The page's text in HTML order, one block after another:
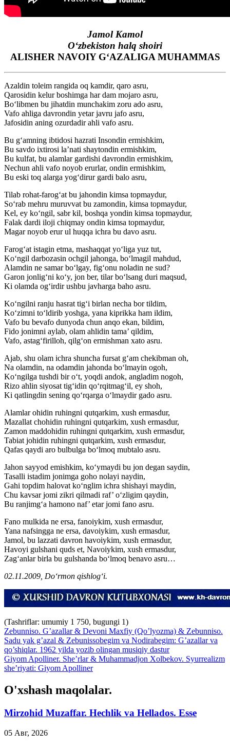
Jamol Kamol
O‘zbekiston halq shoiri
ALISHER NAVOIY G‘AZALIGA MUHAMMAS
Azaldin toleim rangida oq kamdir, qaro asru,
Qarosidin kelur boshimga har dam mojaro asru,
Bo‘libmen bu jihatdin munchakim zoru ado asru,
Vafo ahliga davrondin yetar javru jafo asru,
Jafosidin aning ozurdadir ahli vafo asru.
Bu g‘amning ibtidosi hazrati Insondin ermishkim,
Bu savdo ixtirosi la’nati shaytondin ermishkim,
Bu kulfat, bu alamlar gardishi davrondin ermishkim,
Nechun ahli vafo noyob erurlar, ondin ermishkim,
Bu eski toq alarga yog‘dirur gardi balo asru,
Tilab rohat-farog‘at bu jahondin kimsa topmaydur,
So‘rab mehru muruvvat bu zamondin, kimsa topmaydur,
Kel, ey ko‘ngil, sabr kil, boshqa yondin kimsa topmaydur,
Falak dardi iloji chiqmay ondin kimsa topmaydur,
Magar noyob erur ul huqqa ichra bu davo asru.
Farog‘at istagin etma, mashaqqat yo‘liga yuz tut,
Ko‘ngil darbozasin ochgil jahonga, bo‘lmagil mahdud,
Alamdin ne samar bo‘lgay, fig‘onu noladin ne sud?
Garon jonlig‘ni ko‘y, jon ber, tilar bo‘lsang duri maqsud,
Ki olamda og‘irdir ushbu javharga baho asru.
Ko‘ngilni ranju hasrat tig‘i birlan necha bor tildim,
Ko‘zimni to‘ldirib yoshga, yana kiprikka ham ildim,
Vafo bu bevafo dunyoda chun anqo ekan, bildim,
Fido jonimni aylab, olam ahlidin tama’ qildim,
Vafo, astag‘firilloh, qilg‘on ermishman xato asru.
Ajab, shu olam ichra shuncha fursat g‘am chekibman oh,
Na olamdin, na odamdin jahonda bo‘lmayin ogoh,
Ko‘ngilga tushdi bir o‘t, yoqdi andok, angladim nogoh,
Rizo ahlin siyosat tig‘idin qo‘rqitmag‘il, ey shoh,
Ki qatlingdin sening qo‘rqarga o‘lmaydir gado asru.
Alamlar ohidin ruhingni qutqarkim, xush ermasdur,
Mazallat chohidin ruhingni qutqarkim, xush ermasdur,
Zamon maddohidin ruhingni qutqarkim, xush ermasdur,
Tabiat johidin ruhingni qutqarkim, xush ermasdur,
Qafas qaydi aro bulbulga bo‘lmoq mubtalo asru.
Jahon sayyod emishkim, ko‘ymaydi bu jon degan saydin,
Tasalli istadim jonimga goho nolayi naydin,
Gahi topdim halovat ko‘nglim ichra shishayi maydin,
Chu kavsar jomi zikri qilmadi raf’ o‘zligim qaydin,
Bu ranjimg‘a hamono naf’ etar jomi fano asru.
Fano mulkida ne ersa, fanoiykim, xush ermasdur,
Yana nafsingga ne ersa, davoiykim, xush ermasdur,
Jamol, bu lazzati davron havoiykim, xush ermasdur,
Havoyi gulshani quds et, Navoiykim, xush ermasdur,
Zag‘anlar birla bu gulshanda bo‘lmoq benavo asru…
02.11.2009, Do‘rmon qishlog‘i.
(Tashriflar: umumiy 1 750, bugungi 1)
Zebunniso. G’azallar & Devoni Maxfiy (Qo’lyozma) & Zebunniso.
Sadu yak g’azal & Zebunissobegim va Nodirabegim: G’azallar va
qo’shiqlar. 1962 yilda yozib olingan musiqiy dastur
Giyom Apolliner. She’rlar & Muhammadjon Xolbekov. Syurrealizm
she’riyati: Giyom Apolliner
O'xshash maqolalar.
Mirzohid Muzaffar. Hechlik va Hellados. Esse
05 Авг, 2026